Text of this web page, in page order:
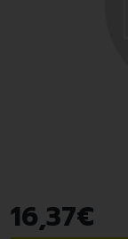
16,37€